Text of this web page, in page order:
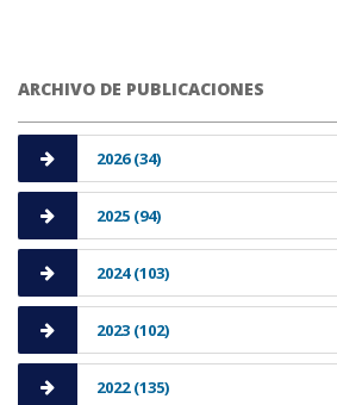
ARCHIVO DE PUBLICACIONES
2026 (34)
2025 (94)
2024 (103)
2023 (102)
2022 (135)